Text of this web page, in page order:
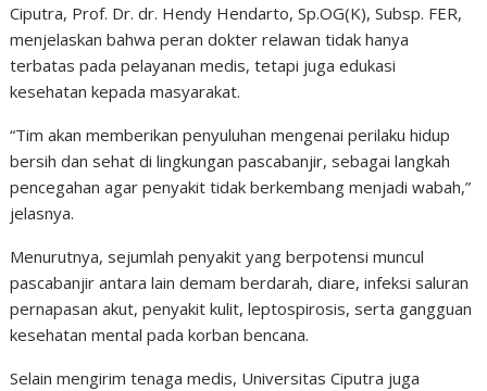
Ciputra, Prof. Dr. dr. Hendy Hendarto, Sp.OG(K), Subsp. FER,
menjelaskan bahwa peran dokter relawan tidak hanya
terbatas pada pelayanan medis, tetapi juga edukasi
kesehatan kepada masyarakat.
“Tim akan memberikan penyuluhan mengenai perilaku hidup
bersih dan sehat di lingkungan pascabanjir, sebagai langkah
pencegahan agar penyakit tidak berkembang menjadi wabah,”
jelasnya.
Menurutnya, sejumlah penyakit yang berpotensi muncul
pascabanjir antara lain demam berdarah, diare, infeksi saluran
pernapasan akut, penyakit kulit, leptospirosis, serta gangguan
kesehatan mental pada korban bencana.
Selain mengirim tenaga medis, Universitas Ciputra juga